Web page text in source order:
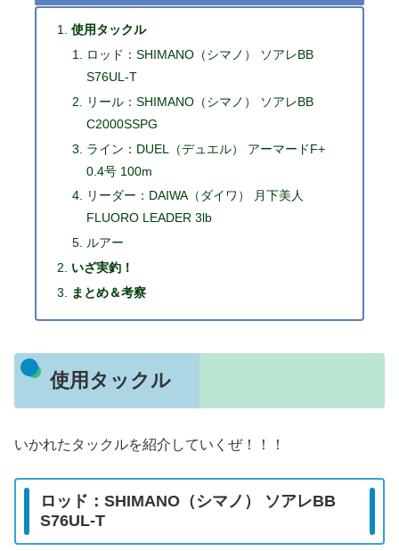
使用タックル
ロッド：SHIMANO（シマノ） ソアレBB
S76UL-T
リール：SHIMANO（シマノ） ソアレBB
C2000SSPG
ライン：DUEL（デュエル） アーマードF+
0.4号 100m
リーダー：DAIWA（ダイワ） 月下美人
FLUORO LEADER 3lb
ルアー
いざ実釣！
まとめ＆考察
使用タックル
いかれたタックルを紹介していくぜ！！！
ロッド：SHIMANO（シマノ） ソアレBB
S76UL-T